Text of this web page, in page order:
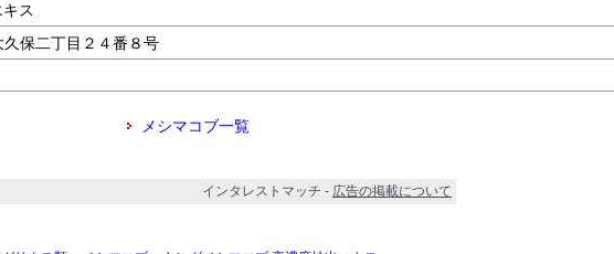
ス
保二丁目２４番８号
メシマコブ一覧
インタレストマッチ - 広告の掲載について